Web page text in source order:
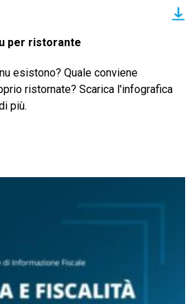
per ristorante
esistono? Quale conviene
ristornate? Scarica l'infografica
più.